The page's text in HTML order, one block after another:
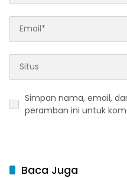
Simpan nama, email,
peramban ini untuk
Baca Juga